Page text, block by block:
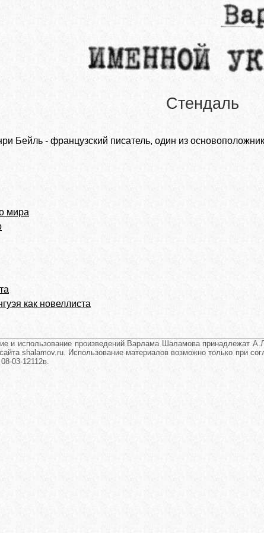
Стендаль
Бейль - французский писатель, один из
мира
как новеллиста
и использование произведений Варлама Шаламова принадлежат
shalamov.ru. Использование материалов возможно только при
03-12112в.